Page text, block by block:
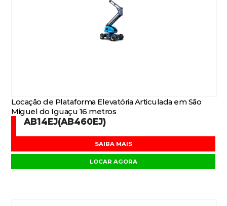
Locação de Plataforma Elevatória Articulada em São
Miguel do Iguaçu 16 metros
AB14EJ(AB460EJ)
SAIBA MAIS
LOCAR AGORA